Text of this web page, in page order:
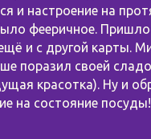
и настроение на
фееричное.
и с другой карты.
поразил своей
красотка). Ну и
на состояние посуды!